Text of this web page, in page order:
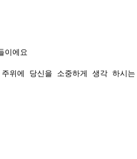
이에요
위에 당신을 소중하게 생각 하시